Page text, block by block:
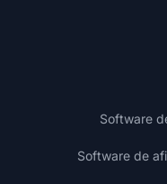
Software
Software de